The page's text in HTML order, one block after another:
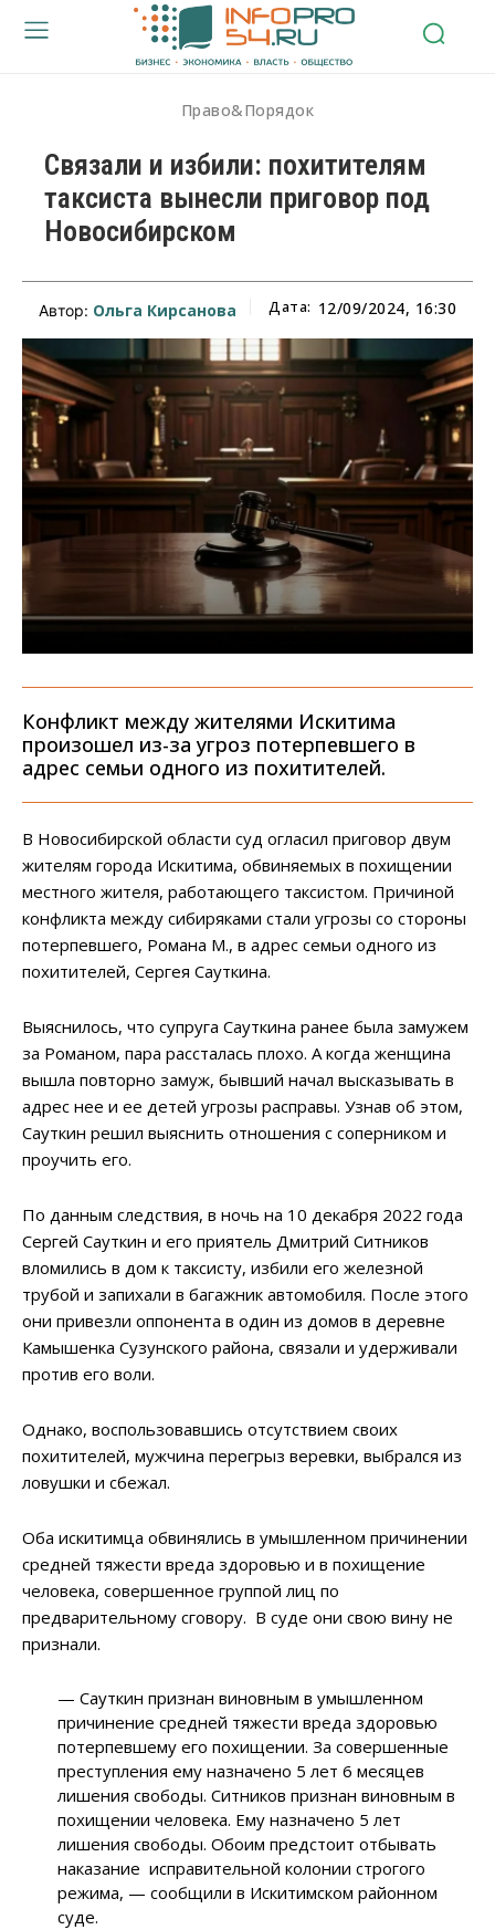
Право&Порядок
Связали и избили: похитителям
таксиста вынесли приговор под
Новосибирском
Автор: Ольга Кирсанова Дата: 12/09/2024, 16:30
Конфликт между жителями Искитима
произошел из-за угроз потерпевшего в
адрес семьи одного из похитителей.
В Новосибирской области суд огласил приговор двум
жителям города Искитима, обвиняемых в похищении
местного жителя, работающего таксистом. Причиной
конфликта между сибиряками стали угрозы со стороны
потерпевшего, Романа М., в адрес семьи одного из
похитителей, Сергея Сауткина.
Выяснилось, что супруга Сауткина ранее была замужем
за Романом, пара рассталась плохо. А когда женщина
вышла повторно замуж, бывший начал высказывать в
адрес нее и ее детей угрозы расправы. Узнав об этом,
Сауткин решил выяснить отношения с соперником и
проучить его.
По данным следствия, в ночь на 10 декабря 2022 года
Сергей Сауткин и его приятель Дмитрий Ситников
вломились в дом к таксисту, избили его железной
трубой и запихали в багажник автомобиля. После этого
они привезли оппонента в один из домов в деревне
Камышенка Сузунского района, связали и удерживали
против его воли.
Однако, воспользовавшись отсутствием своих
похитителей, мужчина перегрыз веревки, выбрался из
ловушки и сбежал.
Оба искитимца обвинялись в умышленном причинении
средней тяжести вреда здоровью и в похищение
человека, совершенное группой лиц по
предварительному сговору. В суде они свою вину не
признали.
— Сауткин признан виновным в умышленном
причинение средней тяжести вреда здоровью
потерпевшему его похищении. За совершенные
преступления ему назначено 5 лет 6 месяцев
лишения свободы. Ситников признан виновным в
похищении человека. Ему назначено 5 лет
лишения свободы. Обоим предстоит отбывать
наказание исправительной колонии строгого
режима, — сообщили в Искитимском районном
суде.